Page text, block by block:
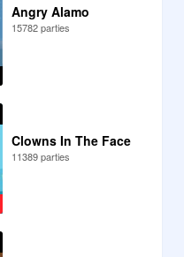
Angry Alamo
15782 parties
Clowns In The Face
11389 parties